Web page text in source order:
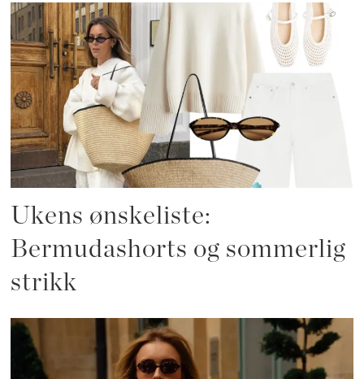
Ukens ønskeliste:
Bermudashorts og sommerlig
strikk